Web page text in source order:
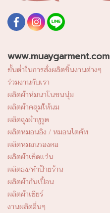
www.muaygarment.com
ขั้นต่ำในการสั่งผลิตชิ้นงานต่างๆ
ร่วมงานกับเรา
ผลิตผ้าห่มนาโนขนนุ่ม
ผลิตผ้าคลุมให้นม
ผลิตถุงผ้าหูรูด
ผลิตหมอนอิง / หมอนไดคัท
ผลิตหมอนรองคอ
ผลิตผ้าเช็ดแว่น
ผลิตธง/ทำป้ายร้าน
ผลิตผ้ากันเปื้อน
ผลิตผ้าเชียร์
งานผลิตอื่นๆ